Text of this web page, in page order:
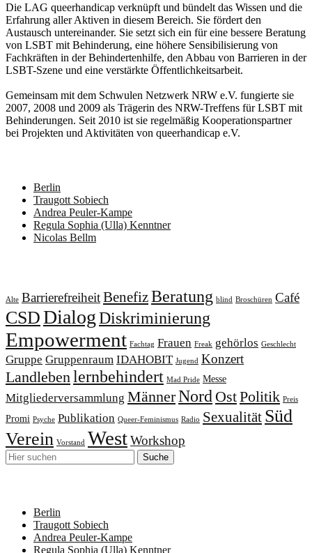
Die LAG queerhandicap verknüpft und bündelt das Wissen und die
Erfahrung aller Aktiven in diesem Bereich. Sie fördert den
Austausch untereinander. Sie setzt sich ein für eine bessere Beratung
von LSBT mit Behinderung, eine höhere Sensibilisierung von
Fachkräften in der Behindertenhilfe, den Abbau von Barrieren in der
LSBT-Szene und eine verstärkte Öffentlichkeitsarbeit.
Gemeinsam mit dem Schwulen Netzwerk NRW e.V. fungierte sie
2007, 2008 und 2009 als Trägerin des NRW-Treffens für LSBT mit
Behinderungen. Seit 2010 ist sie regelmäßig Kooperationspartner
bei Projekten und Aktivitäten von queerhandicap e.V.
Berlin
Traugott Sobiech
Andrea Peuler-Kampe
Regula Sophia (Ulla) Kenntner
Nicolas Bellm
Alte BarrierefreiheitBenefizBeratung blind Broschüren Café
CSDDialogDiskriminierung
Empowerment Fachtag Frauen Freak gehörlos Geschlecht
Gruppe Gruppenraum IDAHOBIT Jugend Konzert
Landlebenlernbehindert Mad Pride Messe
Mitgliederversammlung MännerNord OstPolitik Preis
Promi Psyche Publikation Queer-Feminismus Radio Sexualität Süd
Verein Vorstand WestWorkshop
Berlin
Traugott Sobiech
Andrea Peuler-Kampe
Regula Sophia (Ulla) Kenntner